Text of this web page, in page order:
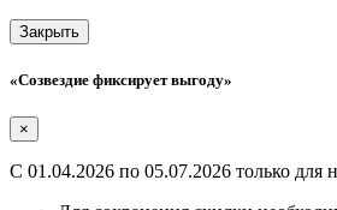
Закрыть
«Созвездие фиксирует выгоду»
×
С 01.04.2026 по 05.07.2026 только для